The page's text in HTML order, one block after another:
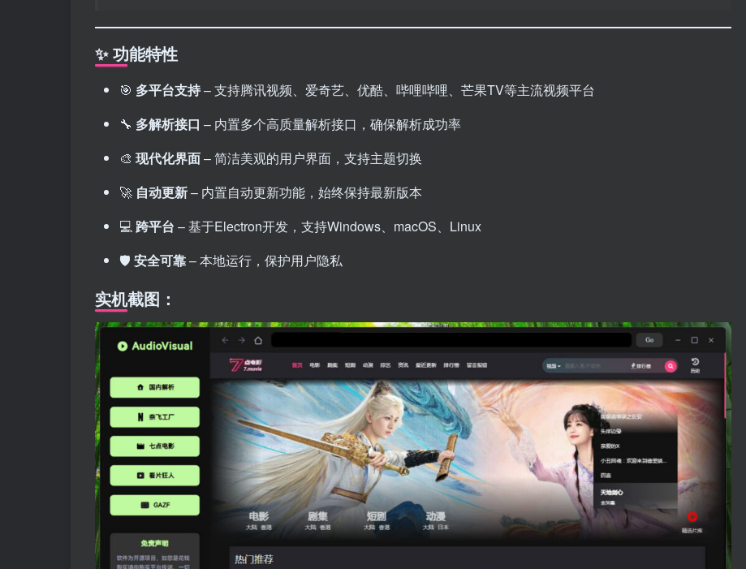
✨ 功能特性
🎯 多平台支持– 支持腾讯视频、爱奇艺、优酷、哔哩哔哩、芒果TV等主流视频平台
🔧 多解析接口 – 内置多个高质量解析接口，确保解析成功率
🎨 现代化界面– 简洁美观的用户界面，支持主题切换
🚀 自动更新– 内置自动更新功能，始终保持最新版本
💻 跨平台 – 基于Electron开发，支持Windows、macOS、Linux
🛡️ 安全可靠– 本地运行，保护用户隐私
实机截图：